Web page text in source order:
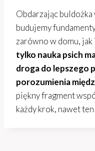
Obdarzając
budujemy
zarówno w domu, jak
tylko nauka psich
droga do lepszego
porozumienia
piękny fragment
każdy krok, nawet